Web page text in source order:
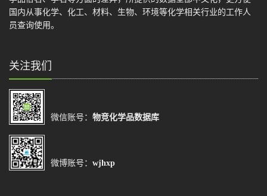
国内从事化学、化工、材料、生物、环境等化学相关行业的工作人
员查询使用。
关注我们
微信账号： 物竞化学品数据库
微博账号： wjhxp